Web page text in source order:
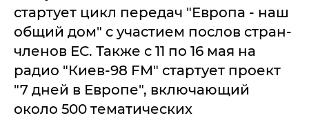
стартует цикл передач "Европа - наш
общий дом" с участием послов стран-
членов ЕС. Также с 11 по 16 мая на
радио "Киев-98 FM" стартует проект
"7 дней в Европе", включающий
около 500 тематических